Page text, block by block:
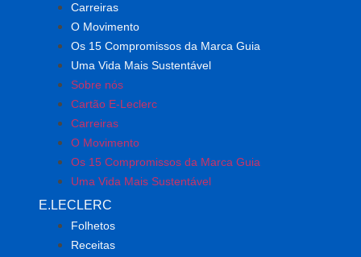
Carreiras
O Movimento
Os 15 Compromissos da Marca Guia
Uma Vida Mais Sustentável
Sobre nós
Cartão E-Leclerc
Carreiras
O Movimento
Os 15 Compromissos da Marca Guia
Uma Vida Mais Sustentável
E.LECLERC
Folhetos
Receitas